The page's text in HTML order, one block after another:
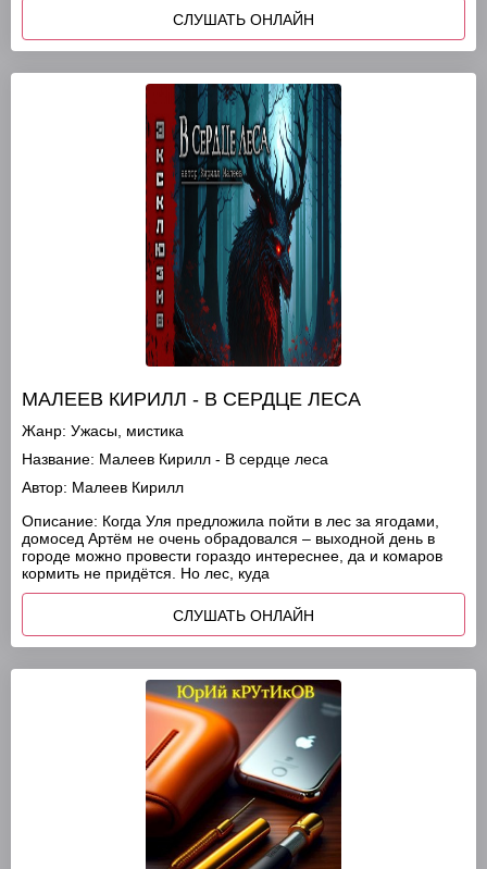
СЛУШАТЬ ОНЛАЙН
МАЛЕЕВ КИРИЛЛ - В СЕРДЦЕ ЛЕСА
Жанр: Ужасы, мистика
Название: Малеев Кирилл - В сердце леса
Автор: Малеев Кирилл
Описание: Когда Уля предложила пойти в лес за ягодами,
домосед Артём не очень обрадовался – выходной день в
городе можно провести гораздо интереснее, да и комаров
кормить не придётся. Но лес, куда
СЛУШАТЬ ОНЛАЙН